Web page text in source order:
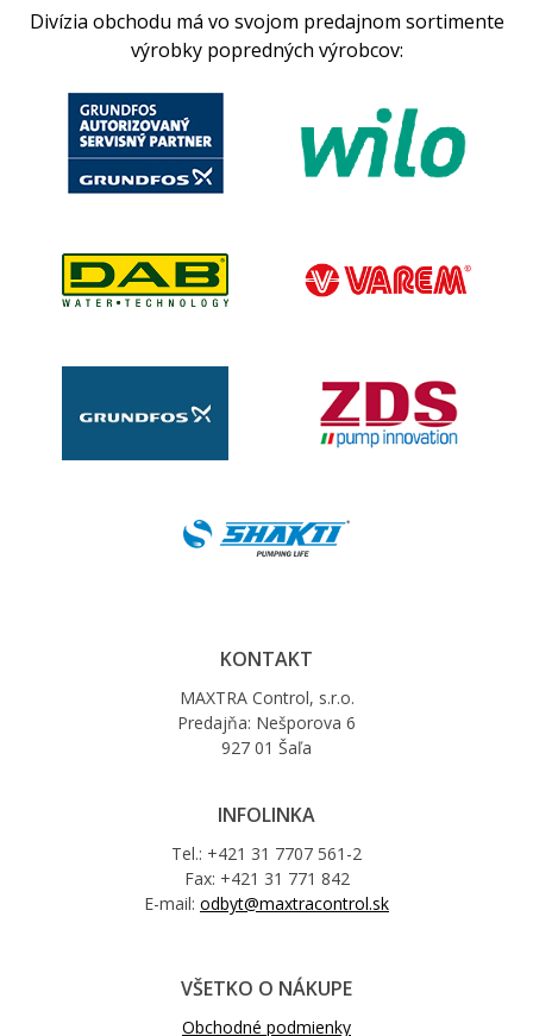
Divízia obchodu má vo svojom predajnom sortimente
výrobky popredných výrobcov:
KONTAKT
MAXTRA Control, s.r.o.
Predajňa: Nešporova 6
927 01 Šaľa
INFOLINKA
Tel.: +421 31 7707 561-2
Fax: +421 31 771 842
E-mail: odbyt@maxtracontrol.sk
VŠETKO O NÁKUPE
Obchodné podmienky